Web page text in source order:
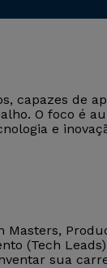
capazes de
O foco é
e
Masters,
(Tech
sua